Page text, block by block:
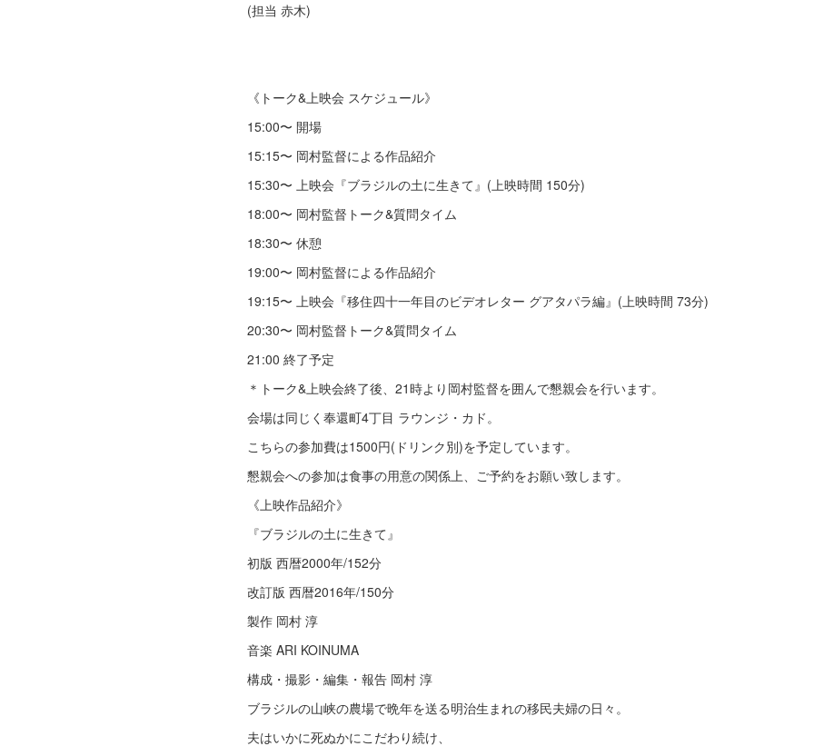
(担当 赤木)
《トーク&上映会 スケジュール》
15:00〜 開場
15:15〜 岡村監督による作品紹介
15:30〜 上映会『ブラジルの土に生きて』(上映時間 150分)
18:00〜 岡村監督トーク&質問タイム
18:30〜 休憩
19:00〜 岡村監督による作品紹介
19:15〜 上映会『移住四十一年目のビデオレター グアタパラ編』(上映時間 73分)
20:30〜 岡村監督トーク&質問タイム
21:00 終了予定
＊トーク&上映会終了後、21時より岡村監督を囲んで懇親会を行います。
会場は同じく奉還町4丁目 ラウンジ・カド。
こちらの参加費は1500円(ドリンク別)を予定しています。
懇親会への参加は食事の用意の関係上、ご予約をお願い致します。
《上映作品紹介》
『ブラジルの土に生きて』
初版 西暦2000年/152分
改訂版 西暦2016年/150分
製作 岡村 淳
音楽 ARI KOINUMA
構成・撮影・編集・報告 岡村 淳
ブラジルの山峡の農場で晩年を送る明治生まれの移民夫婦の日々。
夫はいかに死ぬかにこだわり続け、